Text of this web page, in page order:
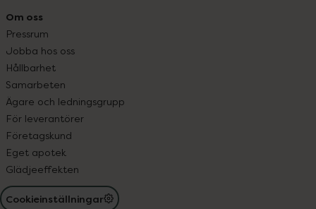
Om oss
Pressrum
Jobba hos oss
Hållbarhet
Samarbeten
Ägare och ledningsgrupp
För leverantörer
Företagskund
Eget apotek
Glädjeeffekten
Cookieinställningar